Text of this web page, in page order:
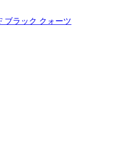
ブラック クォーツ